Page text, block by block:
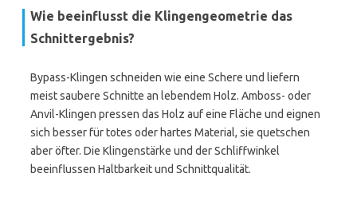
Wie beeinflusst die Klingengeometrie das
Schnittergebnis?
Bypass-Klingen schneiden wie eine Schere und liefern
meist saubere Schnitte an lebendem Holz. Amboss- oder
Anvil-Klingen pressen das Holz auf eine Fläche und eignen
sich besser für totes oder hartes Material, sie quetschen
aber öfter. Die Klingenstärke und der Schliffwinkel
beeinflussen Haltbarkeit und Schnittqualität.